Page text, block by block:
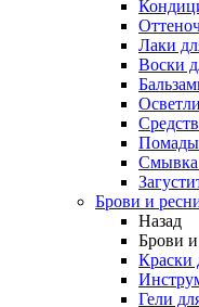
Лаки
Воски
Помады
Смывка
Брови и
Назад
Брови
Краски
Гели